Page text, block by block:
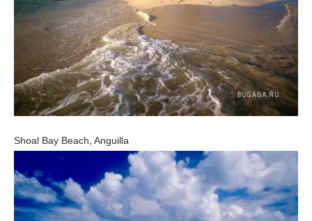
Shoal Bay Beach, Anguilla